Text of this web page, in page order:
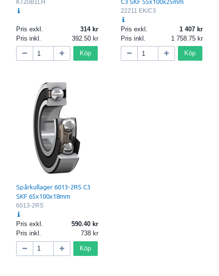
KT20B1LH
Pris exkl.
314
Pris inkl.
392.50
Köp
22211 EK/C3
Pris exkl.
1 407
Pris inkl.
1 758.75
Köp
Spårkullager 6013-2RS C3
SKF 65x100x18mm
6013-2RS
Pris exkl.
590.40
Pris inkl.
738
Köp